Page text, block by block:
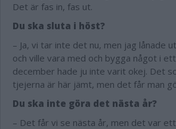
Det är fas in, fas ut.
Du ska sluta i höst?
– Ja, vi tar inte det nu, men jag lånade
och ville vara med och bygga något i
december hade ju inte varit okej. Det
tjejerna är här jämt, men det får man
Du ska inte göra det nästa år?
– Det får vi se nästa år, men det var